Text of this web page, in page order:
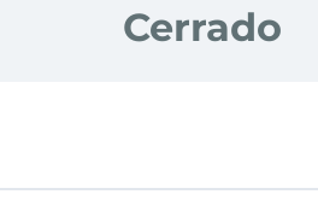
Cerrado